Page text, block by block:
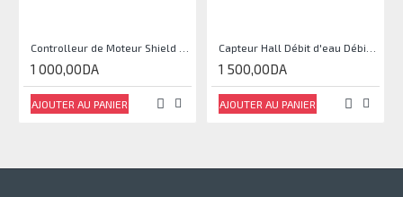
1 000,00DA
AJOUTER AU PANIER
1 500,00DA
AJOUTER AU PANIER